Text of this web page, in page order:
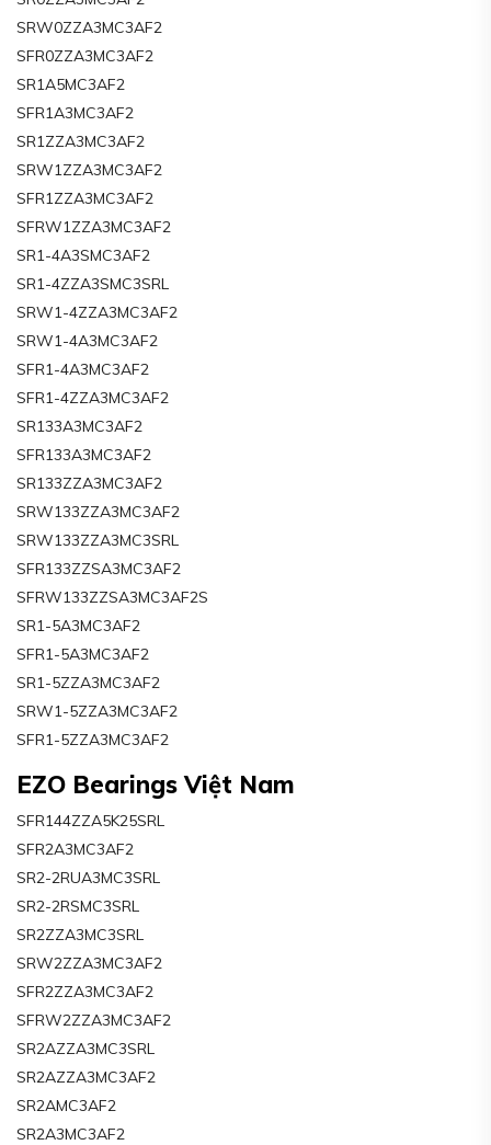
SRW0ZZA3MC3AF2
SFR0ZZA3MC3AF2
SR1A5MC3AF2
SFR1A3MC3AF2
SR1ZZA3MC3AF2
SRW1ZZA3MC3AF2
SFR1ZZA3MC3AF2
SFRW1ZZA3MC3AF2
SR1-4A3SMC3AF2
SR1-4ZZA3SMC3SRL
SRW1-4ZZA3MC3AF2
SRW1-4A3MC3AF2
SFR1-4A3MC3AF2
SFR1-4ZZA3MC3AF2
SR133A3MC3AF2
SFR133A3MC3AF2
SR133ZZA3MC3AF2
SRW133ZZA3MC3AF2
SRW133ZZA3MC3SRL
SFR133ZZSA3MC3AF2
SFRW133ZZSA3MC3AF2S
SR1-5A3MC3AF2
SFR1-5A3MC3AF2
SR1-5ZZA3MC3AF2
SRW1-5ZZA3MC3AF2
SFR1-5ZZA3MC3AF2
EZO Bearings Việt Nam
SFR144ZZA5K25SRL
SFR2A3MC3AF2
SR2-2RUA3MC3SRL
SR2-2RSMC3SRL
SR2ZZA3MC3SRL
SRW2ZZA3MC3AF2
SFR2ZZA3MC3AF2
SFRW2ZZA3MC3AF2
SR2AZZA3MC3SRL
SR2AZZA3MC3AF2
SR2AMC3AF2
SR2A3MC3AF2